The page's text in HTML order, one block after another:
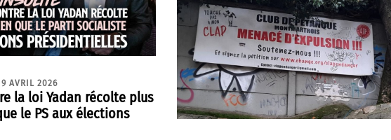
9 AVRIL 2026
la loi Yadan récolte plus
le PS aux élections